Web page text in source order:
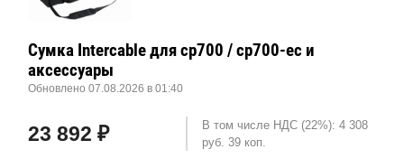
Сумка Intercable для cp700 / cp700-ec и
аксессуары
Обновлено 07.08.2026 в 01:40
23 892 ₽
В том числе НДС (22%): 4 308
руб. 39 коп.